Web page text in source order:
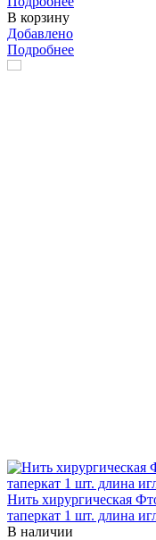
В корзину
Добавлено
Подробнее
Нить хирургическая
таперкат 1 шт. длина
В наличии